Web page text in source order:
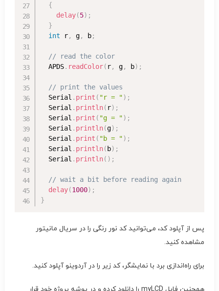
{
delay(5) ;
}
int r, g, b;
// read the color
  APDS
. readColor( r, g, b) ;
// print the values
  Serial
. print ( "r = ") ;
  Serial
. println( r) ;
  Serial
. print ( "g = ") ;
  Serial
. println(g) ;
  Serial
. print ( "b = ") ;
  Serial
. println( b) ;
  Serial
. println( ) ;
// wait a bit before reading again
delay(1000) ;
}
پس از آپلود کد، می‌توانید کد نور رنگی را در سریال مانیتور
مشاهده کنید.
برای راه‌اندازی برد با نمایشگر، کد زیر را در آردوینو آپلود کنید.